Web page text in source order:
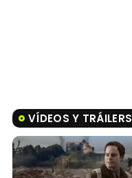
VÍDEOS Y TRÁILERS